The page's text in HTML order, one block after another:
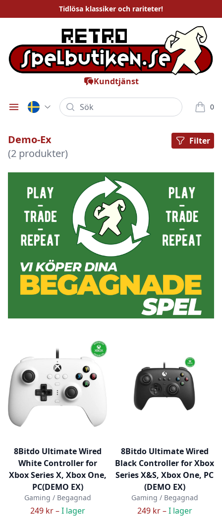
Tidlösa klassiker och rariteter!
Kundtjänst
Öppna meny
Sök 0
varor i
Demo-Ex
(2 produkter)
Filter
8Bitdo Ultimate Wired
White Controller for
Xbox Series X, Xbox One,
PC(DEMO EX)
Gaming / Begagnad
249 kr –I lager
8Bitdo Ultimate Wired
Black Controller for Xbox
Series X&S, Xbox One, PC
(DEMO EX)
Gaming / Begagnad
249 kr –I lager